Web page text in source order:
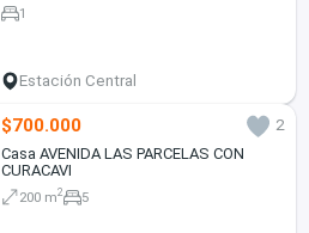
1
Estación Central
$700.000
2
Casa AVENIDA LAS PARCELAS CON
CURACAVI
200 m2 5